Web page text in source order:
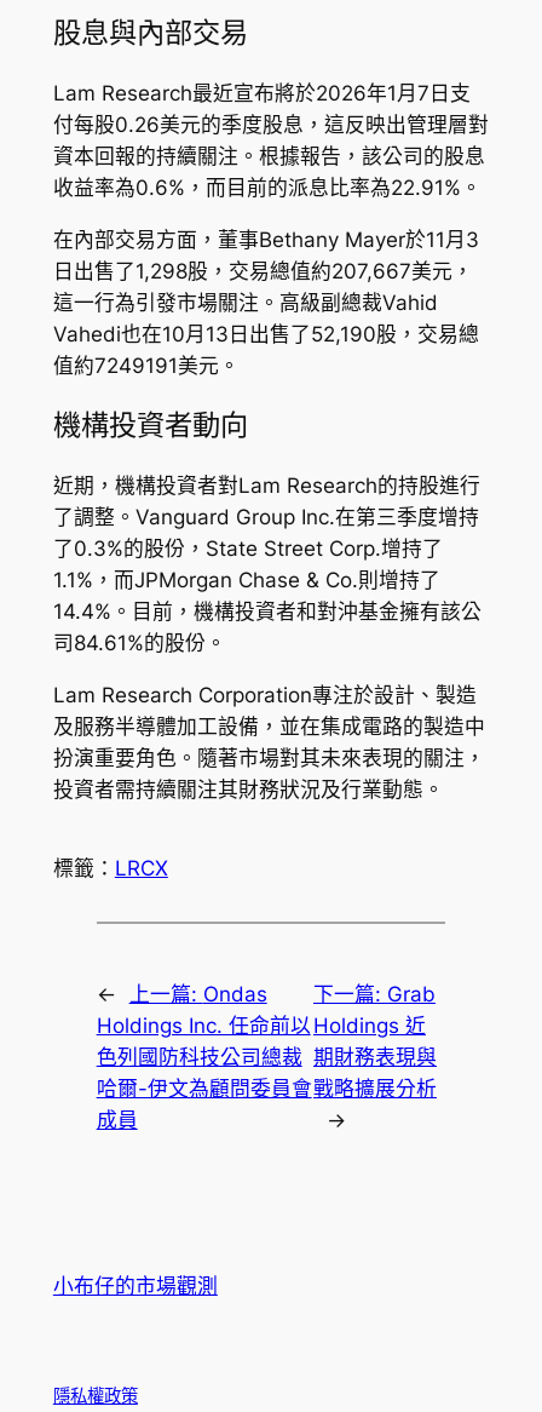
股息與內部交易
Lam Research最近宣布將於2026年1月7日支
付每股0.26美元的季度股息，這反映出管理層對
資本回報的持續關注。根據報告，該公司的股息
收益率為0.6%，而目前的派息比率為22.91%。
在內部交易方面，董事Bethany Mayer於11月3
日出售了1,298股，交易總值約207,667美元，
這一行為引發市場關注。高級副總裁Vahid
Vahedi也在10月13日出售了52,190股，交易總
值約7249191美元。
機構投資者動向
近期，機構投資者對Lam Research的持股進行
了調整。Vanguard Group Inc.在第三季度增持
了0.3%的股份，State Street Corp.增持了
1.1%，而JPMorgan Chase & Co.則增持了
14.4%。目前，機構投資者和對沖基金擁有該公
司84.61%的股份。
Lam Research Corporation專注於設計、製造
及服務半導體加工設備，並在集成電路的製造中
扮演重要角色。隨著市場對其未來表現的關注，
投資者需持續關注其財務狀況及行業動態。
標籤： LRCX
← 上一篇: Ondas
Holdings Inc. 任命前以
色列國防科技公司總裁
哈爾-伊文為顧問委員會
成員
下一篇: Grab
Holdings 近
期財務表現與
戰略擴展分析
→
小布仔的市場觀測
隱私權政策